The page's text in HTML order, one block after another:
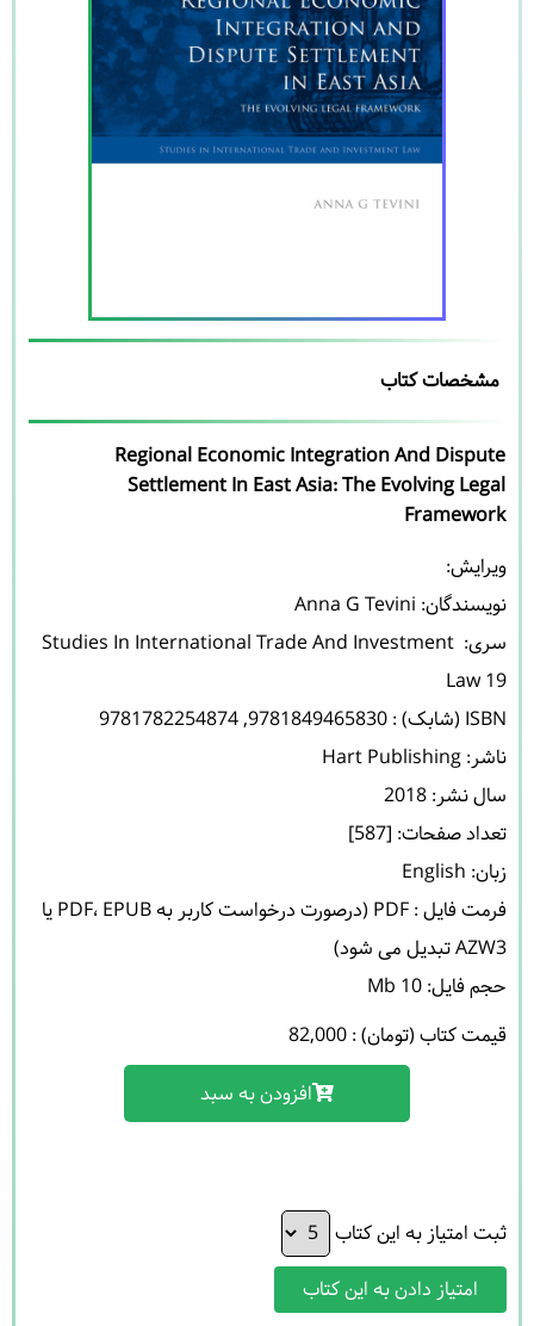
مشخصات کتاب
Regional Economic Integration And Dispute
Settlement In East Asia: The Evolving Legal
Framework
نویسندگان: Anna G Tevini
سری: Studies In International Trade And Investment
حجم فایل: 10 Mb
قیمت کتاب (تومان) : 82,000
افزودن به سبد
ثبت امتیاز به این کتاب
امتیاز دادن به این کتاب